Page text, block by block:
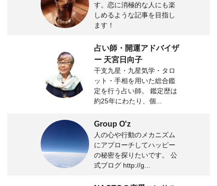
す。恋に消極的な人にも楽
しめるような記事を目指し
ます！
占い師・開運アドバイザ
ー 天宮日向子
干支九星・九星気学・タロ
ット・手相を用いた総合鑑
定を行う占い師。 鑑定歴は
約25年にわたり、個...
Group O'z
人の心や行動のメカニズム
にアプローチしてハッピー
の秘密を探りたいです。 公
式ブログ http://g...